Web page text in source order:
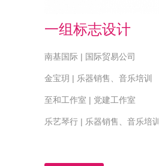
一组标志设计
南基国际 | 国际贸易公司
金宝玥 | 乐器销售、音乐培训
至和工作室 | 党建工作室
乐艺琴行 | 乐器销售、音乐培训